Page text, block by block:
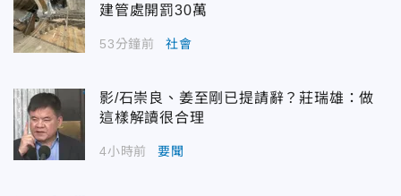
建管處開罰30萬
53分鐘前 社會
影/石崇良、姜至剛已提請辭？莊瑞雄：做
這樣解讀很合理
4小時前 要聞